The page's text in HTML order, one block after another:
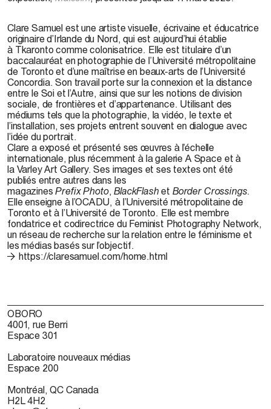
Clare Samuel est une artiste visuelle, écrivaine et éducatrice
originaire d’Irlande du Nord, qui est aujourd’hui établie
à Tkaronto comme colonisatrice. Elle est titulaire d’un
baccalauréat en photographie de l’Université métropolitaine
de Toronto et d’une maîtrise en beaux-arts de l’Université
Concordia. Son travail porte sur la connexion et la distance
entre le Soi et l’Autre, ainsi que sur les notions de division
sociale, de frontières et d’appartenance. Utilisant des
médiums tels que la photographie, la vidéo, le texte et
l’installation, ses projets entrent souvent en dialogue avec
l’idée du portrait.
Clare a exposé et présenté ses œuvres à l’échelle
internationale, plus récemment à la galerie A Spaceet à
la VarleyArt Gallery. Ses images et ses textes ont été
publiés entre autres dans les
magazinesPrefixPhoto,BlackFlashet Border Crossings.
Elle enseigne à l’OCADU, à l’Université métropolitaine de
Toronto et à l’Université de Toronto. Elle est membre
fondatriceet codirectrice du Feminist Photography Network,
un réseau de recherche sur la relation entre le féminisme et
les médias basés sur l’objectif.
https://claresamuel.com/home.html
OBORO
4001, rue Berri
Espace 301
Laboratoire nouveaux médias
Espace 200
Montréal, QC Canada
H2L 4H2